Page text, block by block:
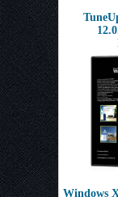
Windows